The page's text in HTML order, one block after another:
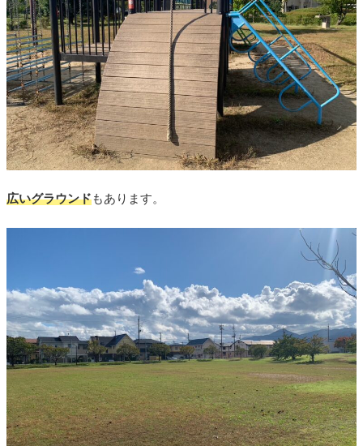
広いグラウンドもあります。